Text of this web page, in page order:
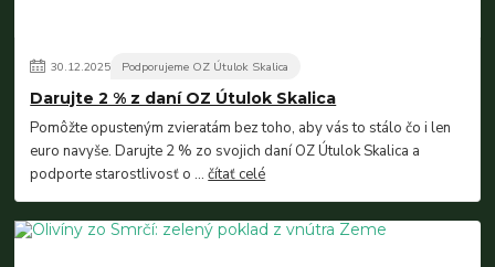
30.12.2025 Podporujeme OZ Útulok Skalica
Darujte 2 % z daní OZ Útulok Skalica
Pomôžte opusteným zvieratám bez toho, aby vás to stálo čo i len
euro navyše. Darujte 2 % zo svojich daní OZ Útulok Skalica a
podporte starostlivosť o ...čítať celé